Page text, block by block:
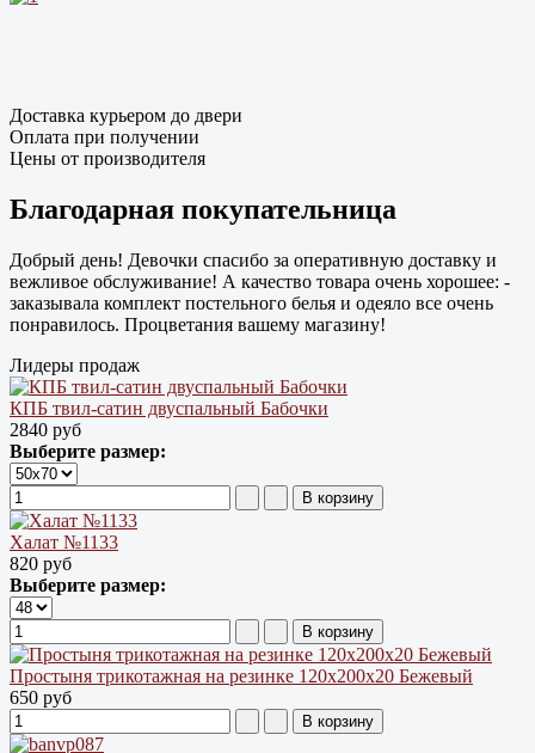
Доставка курьером до двери
Оплата при получении
Цены от производителя
Благодарная покупательница
Добрый день! Девочки спасибо за оперативную доставку и
вежливое обслуживание! А качество товара очень хорошее: -
заказывала комплект постельного белья и одеяло все очень
понравилось. Процветания вашему магазину!
Лидеры продаж
КПБ твил-сатин двуспальный Бабочки
2840 руб
Выберите размер:
Халат №1133
820 руб
Выберите размер:
Простыня трикотажная на резинке 120х200х20 Бежевый
650 руб